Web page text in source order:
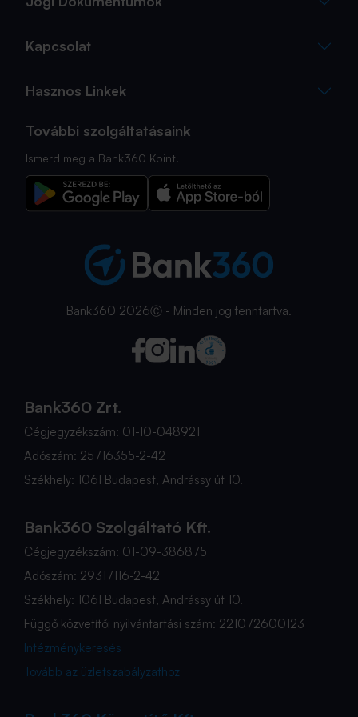
Kapcsolat
Hasznos Linkek
További szolgáltatásaink
Ismerd meg a Bank360 Koint!
Bank360 2026Ⓒ - Minden jog fenntartva.
Bank360 Zrt.
Cégjegyzékszám: 01-10-048921
Adószám: 25716355-2-42
Székhely: 1061 Budapest, Andrássy út 10.
Bank360 Szolgáltató Kft.
Cégjegyzékszám: 01-09-386875
Adószám: 29317116-2-42
Székhely: 1061 Budapest, Andrássy út 10.
Függő közvetítői nyilvántartási szám: 221072600123
Intézménykeresés
Tovább az üzletszabályzathoz